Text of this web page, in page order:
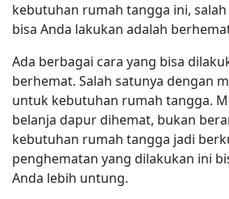
kebutuhan rumah tangga ini,
bisa Anda lakukan adalah
Ada berbagai cara yang bisa
berhemat. Salah satunya dengan
untuk kebutuhan rumah tangga.
belanja dapur dihemat, bukan
kebutuhan rumah tangga jadi
penghematan yang dilakukan ini
Anda lebih untung.